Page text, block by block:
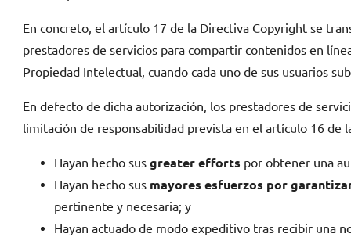
En concreto, el artículo 17 de la Directiva Copyright se
prestadores de servicios para compartir contenidos en
Propiedad Intelectual, cuando cada uno de sus usuarios
En defecto de dicha autorización, los prestadores de
limitación de responsabilidad prevista en el artículo 16 de
Hayan hecho susgreater efforts por obtener una
Hayan hecho sus mayores esfuerzos por
pertinente y necesaria; y
Hayan actuado de modo expeditivo tras recibir una